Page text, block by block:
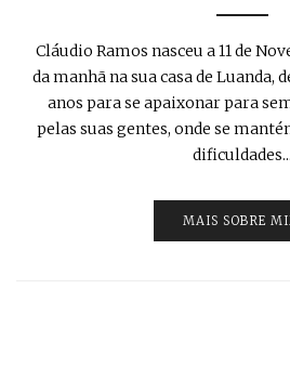
Cláudio Ramos nasceu a 11 de
da manhã na sua casa de Luanda,
anos para se apaixonar para
pelas suas gentes, onde se
dificuldades...
MAIS SOBRE